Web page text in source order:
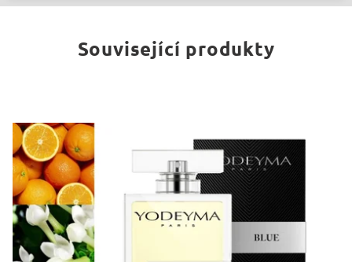
Související produkty